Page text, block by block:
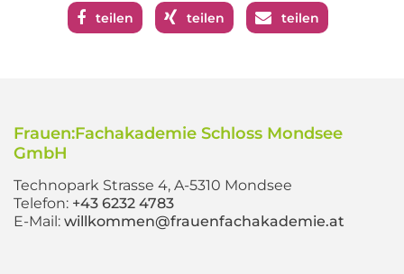
teilen teilen teilen
Frauen:Fachakademie Schloss Mondsee
GmbH
Technopark Strasse 4, A-5310 Mondsee
Telefon: +43 6232 4783
E-Mail: willkommen@frauenfachakademie.at